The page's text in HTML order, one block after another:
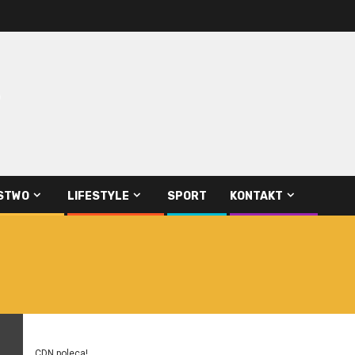
LIFESTYLE SPORT KONTAKT